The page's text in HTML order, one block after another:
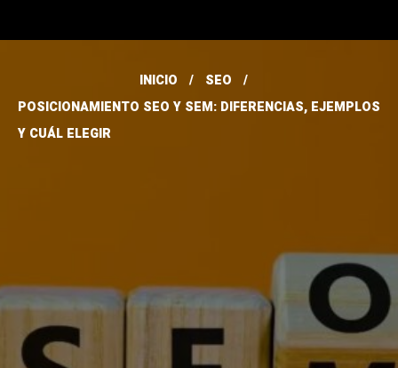
INICIO
SEO
POSICIONAMIENTO SEO Y SEM: DIFERENCIAS, EJEMPLOS
Y CUÁL ELEGIR